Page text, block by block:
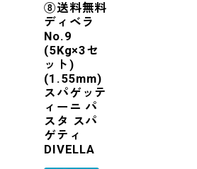
⑧送料無料
ディベラ
No.9
(5Kg×3セ
ット)
(1.55mm)
スパゲッテ
ィーニ パ
スタ スパ
ゲティ
DIVELLA